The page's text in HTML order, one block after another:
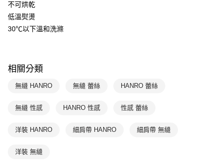
付款後全家取貨$888免運-以PackAge+配客嘉循環箱包裝寄出
每筆NT$90，滿NT$888(含以上)免運費
付款後7-11取貨
每筆NT$90，滿NT$1,000(含以上)免運費
不可烘乾
低溫熨燙
30℃以下溫和洗滌
相關分類
無縫 HANRO 無縫 蕾絲 HANRO 蕾絲
無縫 性感 HANRO 性感 性感 蕾絲
洋裝 HANRO 細肩帶 HANRO 細肩帶 無縫
洋裝 無縫